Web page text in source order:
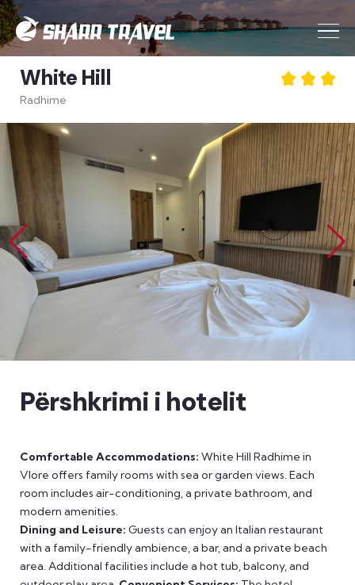
White Hill
Radhime
Përshkrimi i hotelit
Comfortable Accommodations: White Hill Radhime in
Vlore offers family rooms with sea or garden views. Each
room includes air-conditioning, a private bathroom, and
modern amenities.
Dining and Leisure: Guests can enjoy an Italian restaurant
with a family-friendly ambience, a bar, and a private beach
area. Additional facilities include a hot tub, balcony, and